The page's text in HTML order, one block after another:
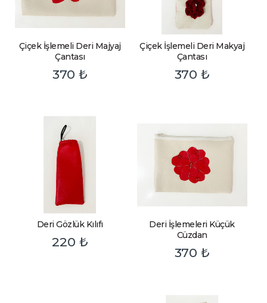
Çiçek İşlemeli Deri Majyaj
Çantası
370₺
Çiçek İşlemeli Deri Makyaj
Çantası
370 ₺
Deri Gözlük Kılıfı
220 ₺
Deri İşlemeleri Küçük
Cüzdan
370 ₺